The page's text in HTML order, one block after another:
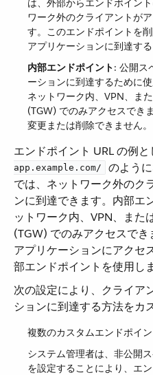
は、外部からエンドポイン
ワーク外のクライアントが
す。このエンドポイントを
アプリケーションに到達す
内部エンドポイント​: 公開ス
ーションに到達するために
ネットワーク内、VPN、ま
(TGW) でのみアクセスでき
変更または削除できません。
エンドポイント URL の例と
app.example.com/
のよう
では、ネットワーク外のク
ンに到達できます。内部エ
ットワーク内、VPN、また
(TGW) でのみアクセスで
アプリケーションにアクセ
部エンドポイントを使用しま
次の設定により、クライア
ションに到達する方法をカ
複数のカスタムエンドポイン
システム管理者は、非公開
を設定することにより、エ